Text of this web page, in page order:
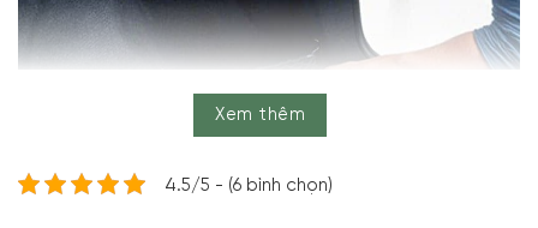
Xem thêm
4.5/5 - (6 bình chọn)